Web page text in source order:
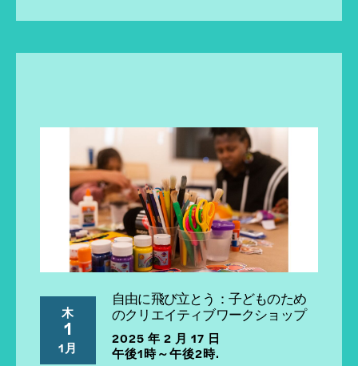
木
1
1月
自由に飛び立とう：子どものため
のクリエイティブワークショップ
2025 年 2 月 17 日
午後1時～午後2時.